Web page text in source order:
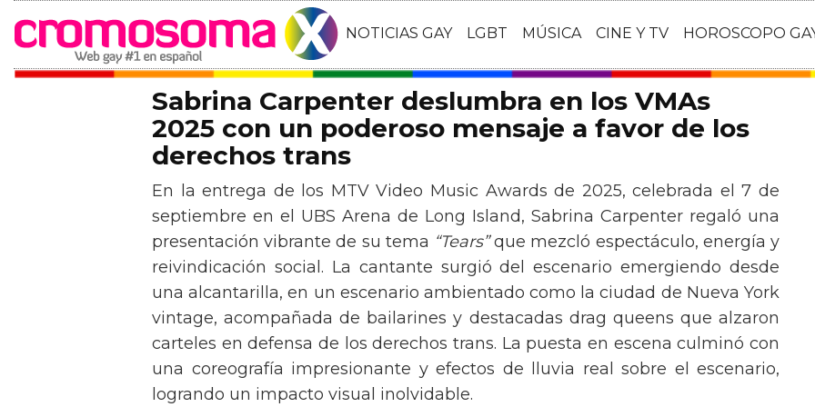
NOTICIAS GAY LGBT MÚSICA CINE Y TV HOROSCOPO
Sabrina Carpenter deslumbra en los VMAs
2025 con un poderoso mensaje a favor de los
derechos trans
En la entrega de los MTV Video Music Awards de 2025, celebrada el 7 de
septiembre en el UBS Arena de Long Island, Sabrina Carpenter regaló una
presentación vibrante de su tema “Tears”que mezcló espectáculo, energía y
reivindicación social. La cantante surgió del escenario emergiendo desde
una alcantarilla, en un escenario ambientado como la ciudad de Nueva York
vintage, acompañada de bailarines y destacadas drag queens que alzaron
carteles en defensa de los derechos trans. La puesta en escena culminó con
una coreografía impresionante y efectos de lluvia real sobre el escenario,
logrando un impacto visual inolvidable.